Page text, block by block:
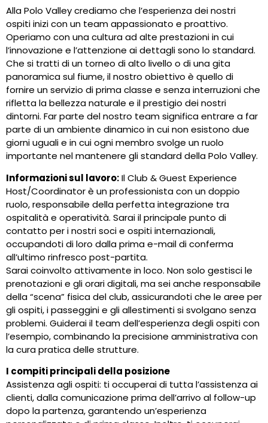
Alla Polo Valley crediamo che l’esperienza dei nostri
ospiti inizi con un team appassionato e proattivo.
Operiamo con una cultura ad alte prestazioni in cui
l’innovazione e l’attenzione ai dettagli sono lo standard.
Che si tratti di un torneo di alto livello o di una gita
panoramica sul fiume, il nostro obiettivo è quello di
fornire un servizio di prima classe e senza interruzioni che
rifletta la bellezza naturale e il prestigio dei nostri
dintorni. Far parte del nostro team significa entrare a far
parte di un ambiente dinamico in cui non esistono due
giorni uguali e in cui ogni membro svolge un ruolo
importante nel mantenere gli standard della Polo Valley.
Informazioni sul lavoro:Il Club & Guest Experience
Host/Coordinator è un professionista con un doppio
ruolo, responsabile della perfetta integrazione tra
ospitalità e operatività. Sarai il principale punto di
contatto per i nostri soci e ospiti internazionali,
occupandoti di loro dalla prima e-mail di conferma
all’ultimo rinfresco post-partita.
Sarai coinvolto attivamente in loco. Non solo gestisci le
prenotazioni e gli orari digitali, ma sei anche responsabile
della “scena” fisica del club, assicurandoti che le aree per
gli ospiti, i passeggini e gli allestimenti si svolgano senza
problemi. Guiderai il team dell’esperienza degli ospiti con
l’esempio, combinando la precisione amministrativa con
la cura pratica delle strutture.
I compiti principali della posizione
Assistenza agli ospiti: ti occuperai di tutta l’assistenza ai
clienti, dalla comunicazione prima dell’arrivo al follow-up
dopo la partenza, garantendo un’esperienza